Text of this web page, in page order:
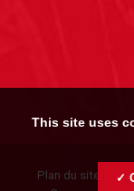
Plan du site
This site uses
✓